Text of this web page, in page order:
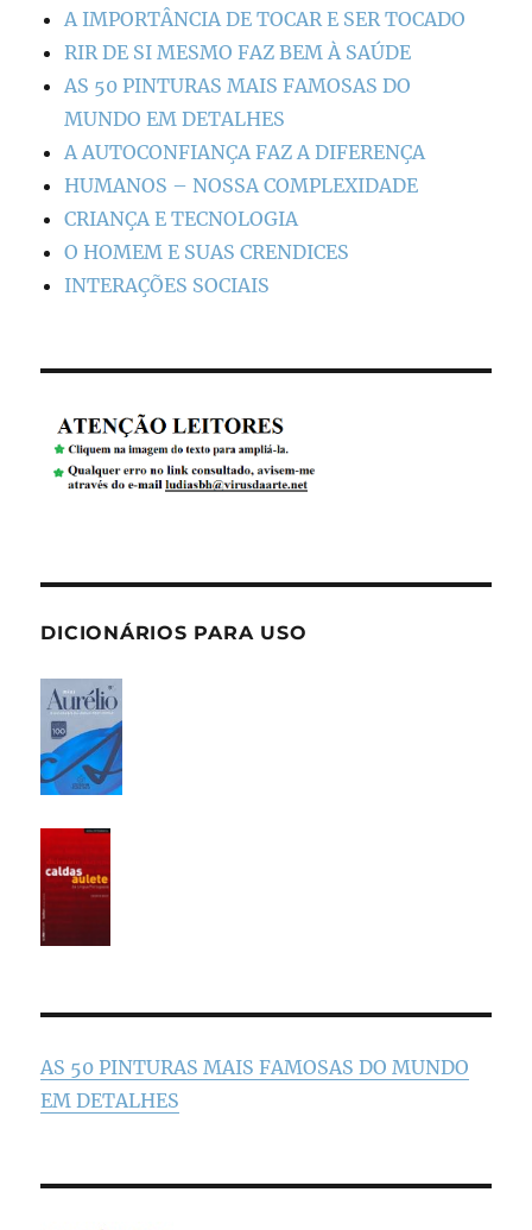
A IMPORTÂNCIA DE TOCAR E SER TOCADO
RIR DE SI MESMO FAZ BEM À SAÚDE
AS 50 PINTURAS MAIS FAMOSAS DO
MUNDO EM DETALHES
A AUTOCONFIANÇA FAZ A DIFERENÇA
HUMANOS – NOSSA COMPLEXIDADE
CRIANÇA E TECNOLOGIA
O HOMEM E SUAS CRENDICES
INTERAÇÕES SOCIAIS
DICIONÁRIOS PARA USO
AS 50 PINTURAS MAIS FAMOSAS DO MUNDO
EM DETALHES